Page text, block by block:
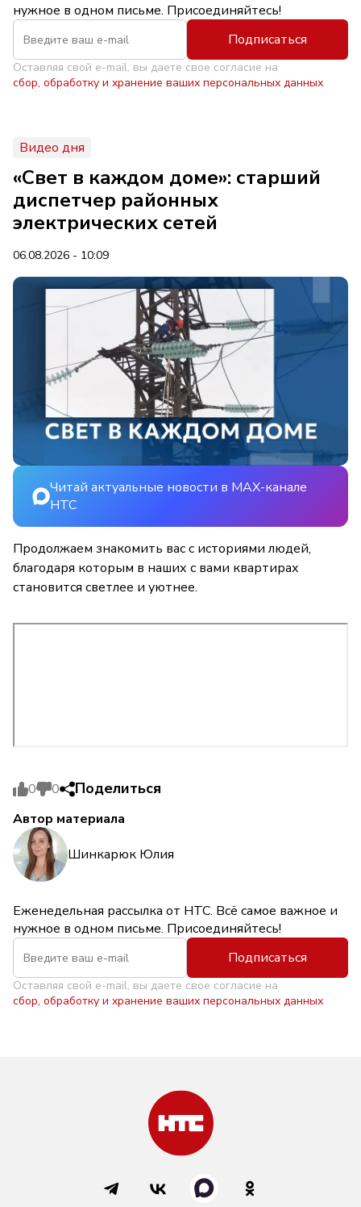
нужное в одном письме. Присоединяйтесь!
Подписаться
Оставляя свой e-mail, вы даете свое согласие на
сбор, обработку и хранение ваших персональных данных
Видео дня
«Свет в каждом доме»: старший
диспетчер районных
электрических сетей
06.08.2026 - 10:09
Читай актуальные новости в MAX-канале
НТС
Продолжаем знакомить вас с историями людей,
благодаря которым в наших с вами квартирах
становится светлее и уютнее.
0 0 Поделиться
Автор материала
Шинкарюк Юлия
Еженедельная рассылка от НТС. Всё самое важное и
нужное в одном письме. Присоединяйтесь!
Подписаться
Оставляя свой e-mail, вы даете свое согласие на
сбор, обработку и хранение ваших персональных данных